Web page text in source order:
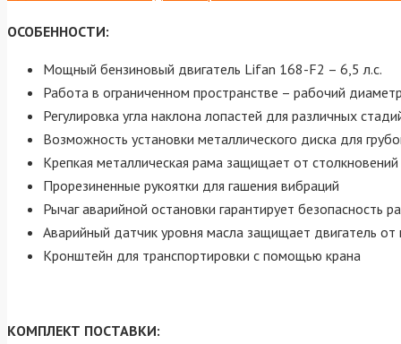
ОСОБЕННОСТИ:
Мощный бензиновый двигатель Lifan 168-F2 – 6,5 л.с.
Работа в ограниченном пространстве – рабочий
Регулировка угла наклона лопастей для различных
Возможность установки металлического диска для
Крепкая металлическая рама защищает от столкновений
Прорезиненные рукоятки для гашения вибраций
Рычаг аварийной остановки гарантирует безопасность
Аварийный датчик уровня масла защищает двигатель от
Кронштейн для транспортировки с помощью крана
КОМПЛЕКТ ПОСТАВКИ: